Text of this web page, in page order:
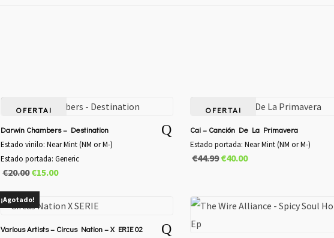
OFERTA!
Darwin Chambers – Destination
Estado vinilo: Near Mint (NM or M-)
Estado portada: Generic
€20.00 El
original
€20.00.
€15.00El
actual
€15.00.
OFERTA!
Cai – Canción De La Primavera
Estado portada: Near Mint (NM or M-)
€44.99 El
era:
€40.00El
es:
¡Agotado!
Various Artists – Circus Nation – X ERIE 02